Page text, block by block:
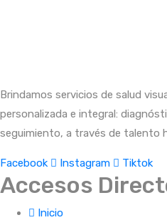
Brindamos servicios de salud
personalizada e integral:
seguimiento, a través de talento
Facebook Instagram Tiktok
Accesos
Inicio